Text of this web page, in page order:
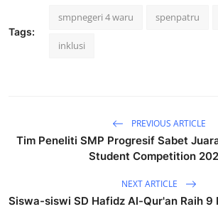
Tags:
smpnegeri 4 waru spenpatru
inklusi
PREVIOUS ARTICLE
Tim Peneliti SMP Progresif Sabet
Student Competition
NEXT ARTICLE
Siswa-siswi SD Hafidz Al-Qur'an Raih 9